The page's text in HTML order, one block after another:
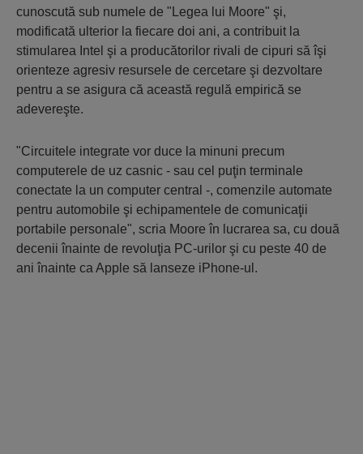
cunoscută sub numele de "Legea lui Moore" şi,
modificată ulterior la fiecare doi ani, a contribuit la
stimularea Intel şi a producătorilor rivali de cipuri să îşi
orienteze agresiv resursele de cercetare şi dezvoltare
pentru a se asigura că această regulă empirică se
adevereşte.
"Circuitele integrate vor duce la minuni precum
computerele de uz casnic - sau cel puţin terminale
conectate la un computer central -, comenzile automate
pentru automobile şi echipamentele de comunicaţii
portabile personale", scria Moore în lucrarea sa, cu două
decenii înainte de revoluţia PC-urilor şi cu peste 40 de
ani înainte ca Apple să lanseze iPhone-ul.